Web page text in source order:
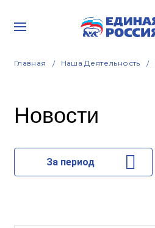
Главная Наша Деятельность
Новости
За период